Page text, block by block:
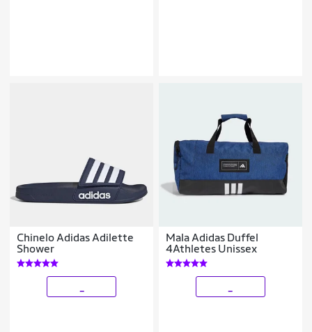
Chinelo Adidas Adilette
Shower
Mala Adidas Duffel
4Athletes Unissex